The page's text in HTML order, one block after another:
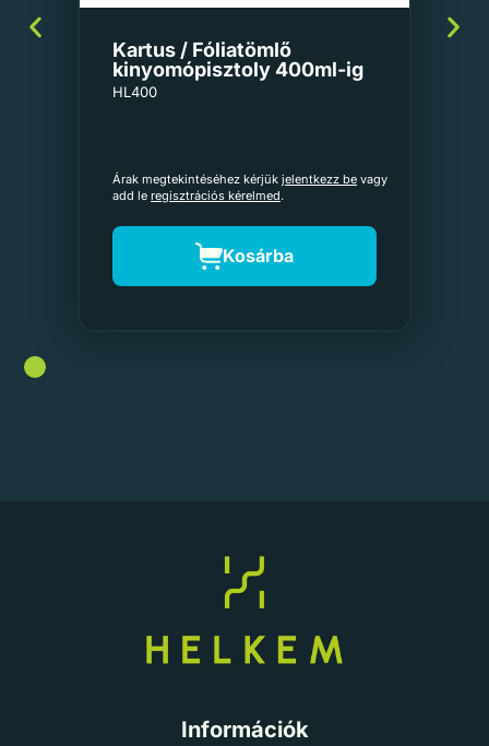
Kartus / Fóliatömlő
kinyomópisztoly 400ml-ig
HL400
Árak megtekintéséhez kérjük jelentkezz be vagy
add le regisztrációs kérelmed.
Kosárba
Információk